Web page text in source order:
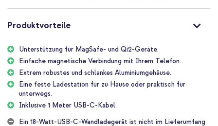
mit einem Wall Charger von 18 Watt oder mehr.
MagSafe ist eine Technologie von Apple und findet sich daher nur
in iPhones 12 und neuer. Immer mehr neue Android-Handys
erhalten die gleiche Technologie, genannt Qi2. Qi2 arbeitet mit
einem ähnlichen magnetischen Ausrichtungssystem, inspiriert von
MagSafe.
Magnetisch
Die starken, eingebauten Magnete richten sich perfekt auf dein
Produktvorteile
Unterstützung für MagSafe- und Qi2-Geräte.
Einfache magnetische Verbindung mit Ihrem Telefon.
Extrem robustes und schlankes Aluminiumgehäuse.
Eine feste Ladestation für zu Hause oder praktisch für
unterwegs.
Inklusive 1 Meter USB-C-Kabel.
Ein 18-Watt-USB-C-Wandladegerät ist nicht im Lieferumfang